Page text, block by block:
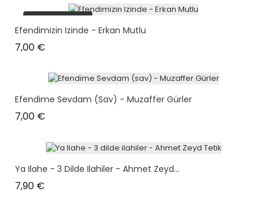
plus en stock
Efendimizin Izinde - Erkan Mutlu
7,00 €
Efendime Sevdam (sav) - Muzaffer Gürler
7,00 €
Ya Ilahe - 3 Dilde Ilahiler - Ahmet Zeyd...
7,90 €